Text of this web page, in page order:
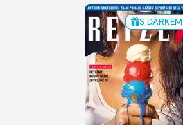
S DÁRKEM